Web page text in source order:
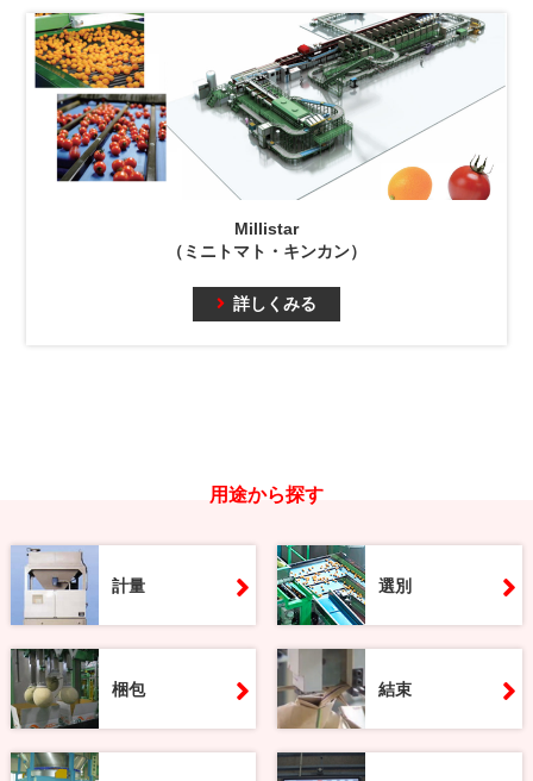
Millistar
（ミニトマト・キンカン）
詳しくみる
用途から探す
計量 選別
梱包 結束